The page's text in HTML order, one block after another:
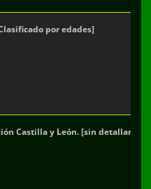
por edades]
Castilla y León. [sin detallar